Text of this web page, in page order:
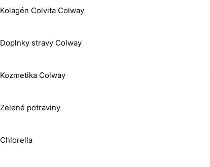
Kolagén Colvita Colway
Doplnky stravy Colway
Kozmetika Colway
Zelené potraviny
Chlorella